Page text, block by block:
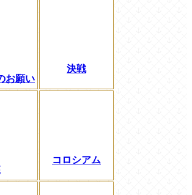
お願い
決戦
コロシアム